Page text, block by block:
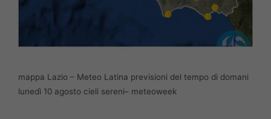
mappa Lazio – Meteo Latina previsioni del tempo di domani
lunedì 10 agosto cieli sereni– meteoweek